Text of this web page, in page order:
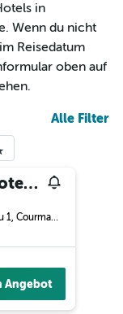
in
Wenn du nicht
Reisedatum
oben auf
Alle Filter
Grand Hotel Courmayeur Mont Blanc, by R Collection Hotels
Strada Grand Ru 1, Courmayeur, Aosta, Italien
Angebot